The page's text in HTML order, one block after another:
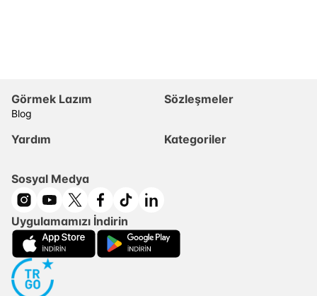
Görmek Lazım
Blog
Sözleşmeler
Yardım Kategoriler
Sosyal Medya
Uygulamamızı İndirin